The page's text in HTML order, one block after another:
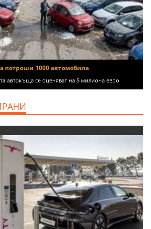
потроши 1000 автомобила
автокъща се оценяват на 5 милиона евро